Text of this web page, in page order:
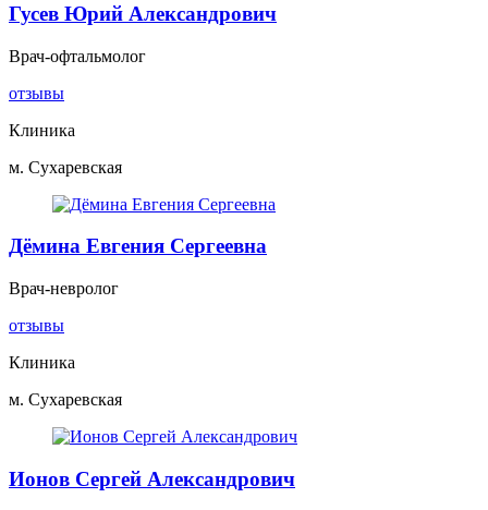
Гусев Юрий Александрович
Врач-офтальмолог
отзывы
Клиника
м. Сухаревская
Дёмина Евгения Сергеевна
Врач-невролог
отзывы
Клиника
м. Сухаревская
Ионов Сергей Александрович